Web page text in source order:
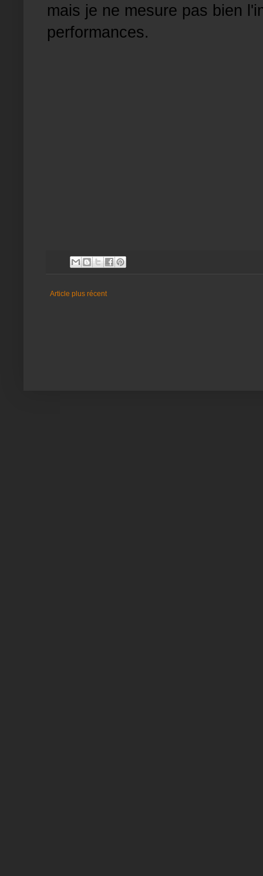
mais je ne mesure pas bien
performances.
Article plus récent